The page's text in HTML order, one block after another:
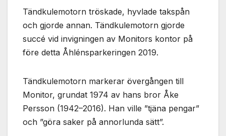
Tändkulemotorn tröskade, hyvlade takspån
och gjorde annan. Tändkulemotorn gjorde
succé vid invigningen av Monitors kontor på
före detta Åhlénsparkeringen 2019.
Tändkulemotorn markerar övergången till
Monitor, grundat 1974 av hans bror Åke
Persson (1942–2016). Han ville ”tjäna pengar”
och ”göra saker på annorlunda sätt”.